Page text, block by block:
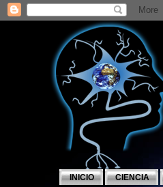
INICIO CIENCIA